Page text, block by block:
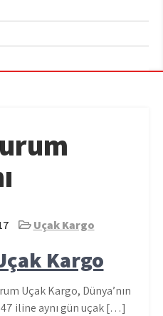
Uçak Kargo
Kargo
Uçak Kargo, Dünya’nın
iline aynı gün uçak […]